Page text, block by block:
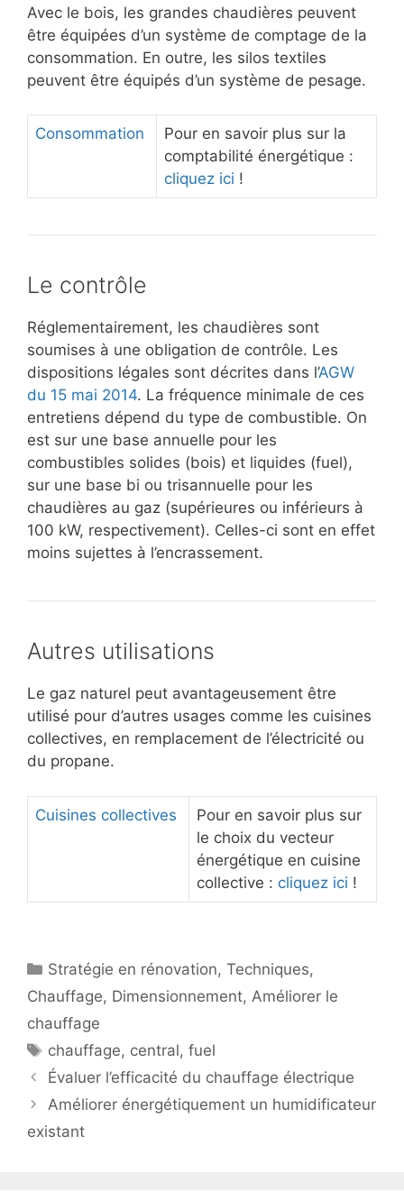
Avec le bois, les grandes chaudières peuvent
être équipées d’un système de comptage de la
consommation. En outre, les silos textiles
peuvent être équipés d’un système de pesage.
Consommation
Pour en savoir plus sur la
comptabilité énergétique :
cliquez ici !
Le contrôle
Réglementairement, les chaudières sont
soumises à une obligation de contrôle. Les
dispositions légales sont décrites dans l’AGW
du 15 mai 2014. La fréquence minimale de ces
entretiens dépend du type de combustible. On
est sur une base annuelle pour les
combustibles solides (bois) et liquides (fuel),
sur une base bi ou trisannuelle pour les
chaudières au gaz (supérieures ou inférieurs à
100 kW, respectivement). Celles-ci sont en effet
moins sujettes à l’encrassement.
Autres utilisations
Le gaz naturel peut avantageusement être
utilisé pour d’autres usages comme les cuisines
collectives, en remplacement de l’électricité ou
du propane.
Cuisines collectives
Pour en savoir plus sur
le choix du vecteur
énergétique en cuisine
collective : cliquez ici !
Catégories
Stratégie en rénovation,Techniques,
Chauffage, Dimensionnement, Améliorer le
chauffage
Étiquettes
chauffage, central,fuel
Évaluer l’efficacité du chauffage électrique
Améliorer énergétiquement un humidificateur
existant